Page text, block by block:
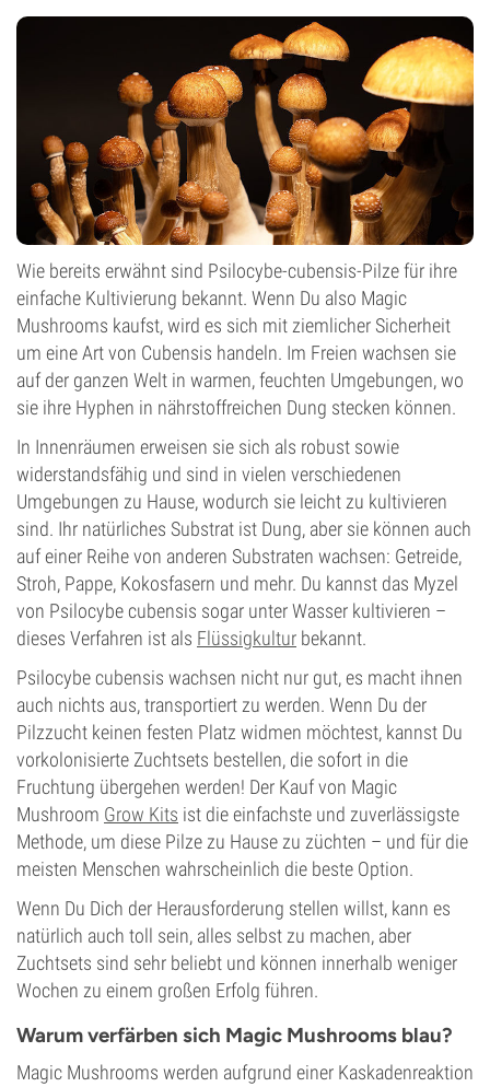
Wie bereits erwähnt sind Psilocybe-cubensis-Pilze für ihre
einfache Kultivierung bekannt. Wenn Du also Magic
Mushrooms kaufst, wird es sich mit ziemlicher Sicherheit
um eine Art von Cubensis handeln. Im Freien wachsen sie
auf der ganzen Welt in warmen, feuchten Umgebungen, wo
sie ihre Hyphen in nährstoffreichen Dung stecken können.
In Innenräumen erweisen sie sich als robust sowie
widerstandsfähig und sind in vielen verschiedenen
Umgebungen zu Hause, wodurch sie leicht zu kultivieren
sind. Ihr natürliches Substrat ist Dung, aber sie können auch
auf einer Reihe von anderen Substraten wachsen: Getreide,
Stroh, Pappe, Kokosfasern und mehr. Du kannst das Myzel
von Psilocybe cubensis sogar unter Wasser kultivieren –
dieses Verfahren ist als Flüssigkultur bekannt.
Psilocybe cubensis wachsen nicht nur gut, es macht ihnen
auch nichts aus, transportiert zu werden. Wenn Du der
Pilzzucht keinen festen Platz widmen möchtest, kannst Du
vorkolonisierte Zuchtsets bestellen, die sofort in die
Fruchtung übergehen werden! Der Kauf von Magic
Mushroom Grow Kits ist die einfachste und zuverlässigste
Methode, um diese Pilze zu Hause zu züchten – und für die
meisten Menschen wahrscheinlich die beste Option.
Wenn Du Dich der Herausforderung stellen willst, kann es
natürlich auch toll sein, alles selbst zu machen, aber
Zuchtsets sind sehr beliebt und können innerhalb weniger
Wochen zu einem großen Erfolg führen.
Warum verfärben sich Magic Mushrooms blau?
Magic Mushrooms werden aufgrund einer Kaskadenreaktion